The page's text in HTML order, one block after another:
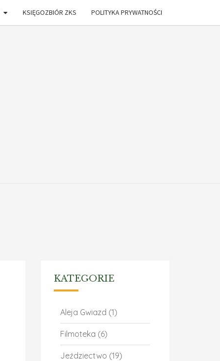
KSIĘGOZBIÓR ZKS POLITYKA PRYWATNOŚCI
KATEGORIE
Aleja Gwiazd (1)
Filmoteka (6)
Jeździectwo (19)